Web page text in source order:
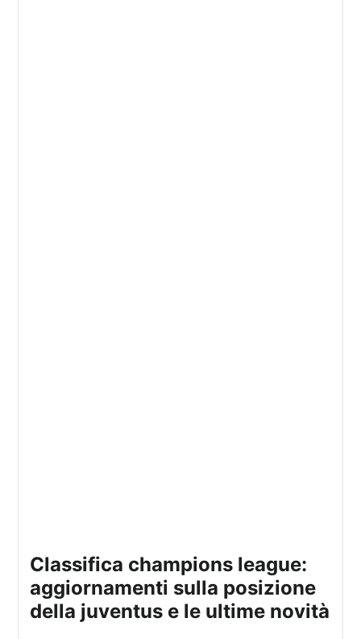
classifica champions league:
aggiornamenti sulla posizione
della juventus e le ultime novità